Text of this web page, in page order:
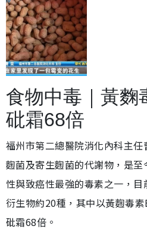
食物中毒｜黃麴
砒霜68倍
福州市第二總醫院消化內科主
麴菌及寄生麴菌的代謝物，是
性與致癌性最強的毒素之一，
衍生物約20種，其中以黃麴毒
砒霜68倍。